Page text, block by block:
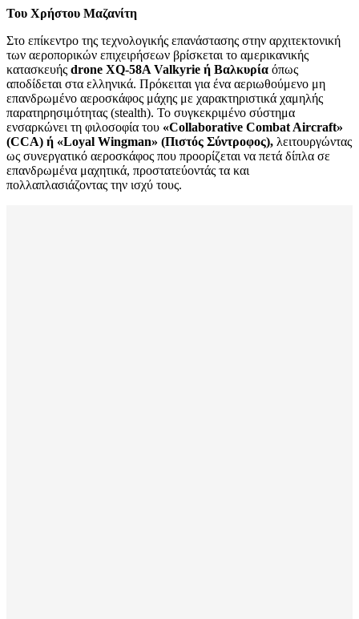
Του Χρήστου Μαζανίτη
Στο επίκεντρο της τεχνολογικής επανάστασης στην αρχιτεκτονική
των αεροπορικών επιχειρήσεων βρίσκεται το αμερικανικής
κατασκευής drone XQ-58A Valkyrie ή Βαλκυρία όπως
αποδίδεται στα ελληνικά. Πρόκειται για ένα αεριωθούμενο μη
επανδρωμένο αεροσκάφος μάχης με χαρακτηριστικά χαμηλής
παρατηρησιμότητας (stealth). Το συγκεκριμένο σύστημα
ενσαρκώνει τη φιλοσοφία του «Collaborative Combat Aircraft»
(CCA) ή «Loyal Wingman» (Πιστός Σύντροφος), λειτουργώντας
ως συνεργατικό αεροσκάφος που προορίζεται να πετά δίπλα σε
επανδρωμένα μαχητικά, προστατεύοντάς τα και
πολλαπλασιάζοντας την ισχύ τους.